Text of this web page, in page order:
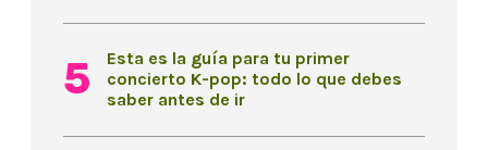
Esta es la guía para tu primer
concierto K-pop: todo lo que debes
saber antes de ir